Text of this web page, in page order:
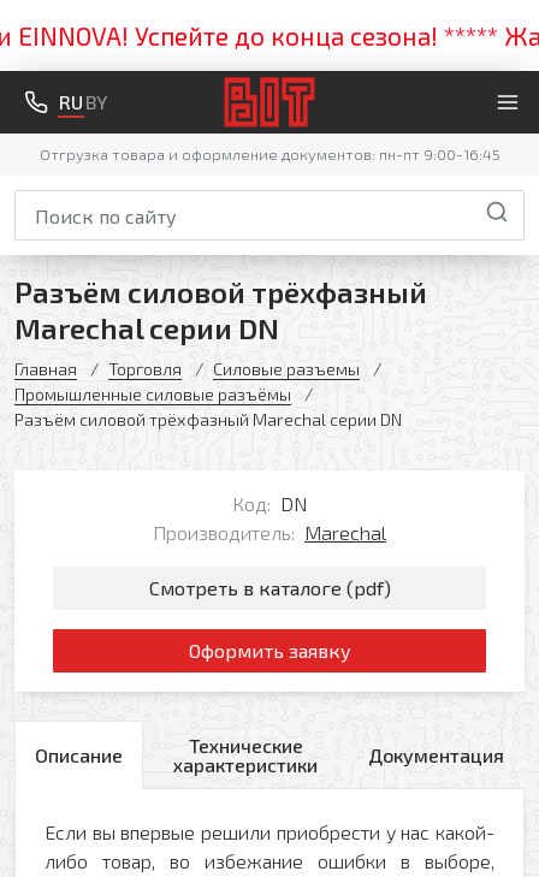
Успейте до конца сезона! *****
RU BY
Отгрузка товара и оформление документов: пн-пт 9:00-16:45
Разъём силовой трёхфазный
Marechal серии DN
Главная Торговля
Силовые разъемы
Промышленные силовые разъёмы
Разъём силовой трёхфазный Marechal серии DN
Код: DN
Производитель: Marechal
Смотреть в каталоге (pdf)
Оформить заявку
Описание
Технические
характеристики
Документация
Если вы впервые решили приобрести у нас какой-
либо товар, во избежание ошибки в выборе,